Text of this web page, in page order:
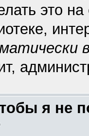
это
я не